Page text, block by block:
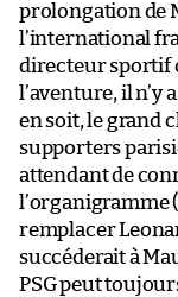
prolongation de
l’international
directeur sportif
l’aventure, il n’y
en soit, le grand
supporters
attendant de
l’organigramme
remplacer
succéderait à
PSG peut